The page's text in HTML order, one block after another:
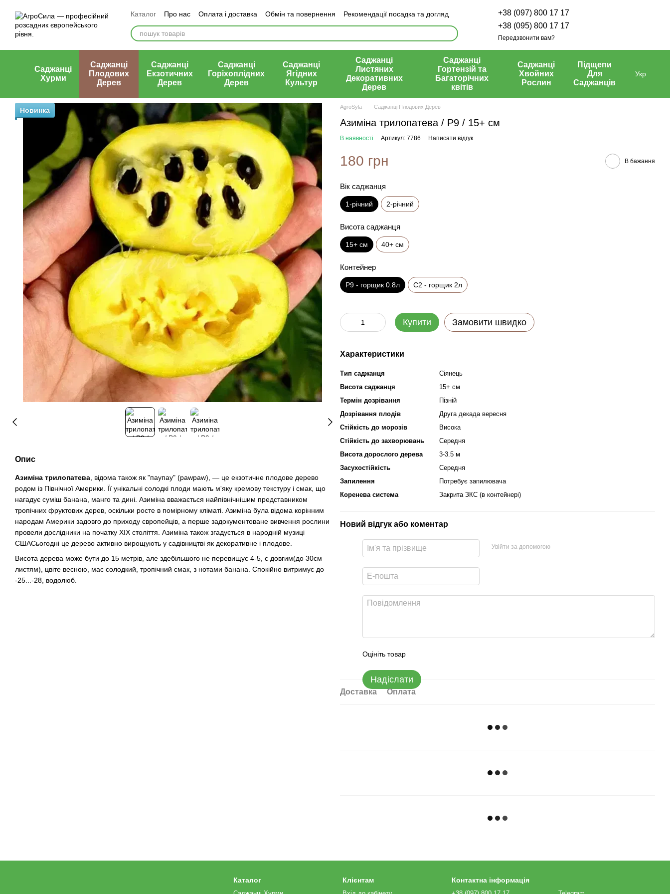
Каталог Про нас Оплата і доставка Обмін та повернення
Рекомендації посадка та догляд
Статті
Контакти Відгуки про магазин
+38 (097) 800 17 17
+38 (095) 800 17 17
Передзвонити вам?
Саджанці
Хурми
Саджанці
Плодових
Дерев
Саджанці
Екзотичних
Дерев
Саджанці
Горіхоплідних
Дерев
Саджанці
Ягідних
Культур
Саджанці
Листяних
Декоративних
Дерев
Саджанці
Гортензій та
Багаторічних
квітів
Саджанці
Хвойних
Рослин
Підщепи
Для
Саджанців
Укр
Новинка
Опис
Азиміна трилопатева , відома також як "паупау" (pawpaw), — це екзотичне плодове дерево
родом із Північної Америки. Її унікальні солодкі плоди мають м'яку кремову текстуру і смак, що
нагадує суміш банана, манго та дині. Азиміна вважається найпівнічнішим представником
тропічних фруктових дерев, оскільки росте в помірному кліматі. Азиміна була відома корінним
народам Америки задовго до приходу європейців, а перше задокументоване вивчення рослини
провели дослідники на початку XIX століття. Азиміна також згадується в народній музиці
СШАСьогодні це дерево активно вирощують у садівництві як декоративне і плодове.
Висота дерева може бути до 15 метрів, але здебільшого не перевищує 4-5, с довгим(до 30см
листям), цвіте весною, має солодкий, тропічний смак, з нотами банана. Спокійно витримує до
-25...-28, водолюб.
AgroSyla Саджанці Плодових Дерев
Азиміна трилопатева / Р9 / 15+ см
В наявності Артикул: 7786 Написати відгук
180 грн В бажання
Вік саджанця
1-річний 2-річний
Висота саджанця
15+ см 40+ см
Контейнер
Р9 - горщик 0.8л C2 - горщик 2л
Купити Замовити швидко
Характеристики
Тип саджанця
Сіянець
Висота саджанця
15+ см
Термін дозрівання
Пізній
Дозрівання плодів
Друга декада вересня
Стійкість до морозів
Висока
Стійкість до захворювань
Середня
Висота дорослого дерева
3-3.5 м
Засухостійкість
Середня
Запилення
Потребує запилювача
Коренева система
Закрита ЗКС (в контейнері)
Новий відгук або коментар
Увійти за допомогою
Оцініть товар
Надіслати
Доставка Оплата
Каталог Клієнтам Контактна інформація